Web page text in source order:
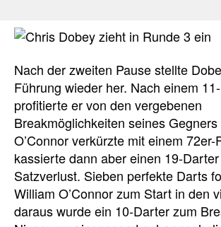
Nach der zweiten Pause stellte
Führung wieder her. Nach einem
profitierte er von den vergebenen
Breakmöglichkeiten seines
O’Connor verkürzte mit einem 72er-
kassierte dann aber einen 19-
Satzverlust. Sieben perfekte Darts
William O’Connor zum Start in den
daraus wurde ein 10-Darter zum